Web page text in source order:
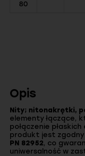
80
Opis
Nity; nitonakrętki,
elementy łączące,
połączenie
produkt jest zgodny
PN 82952, co
uniwersalność w